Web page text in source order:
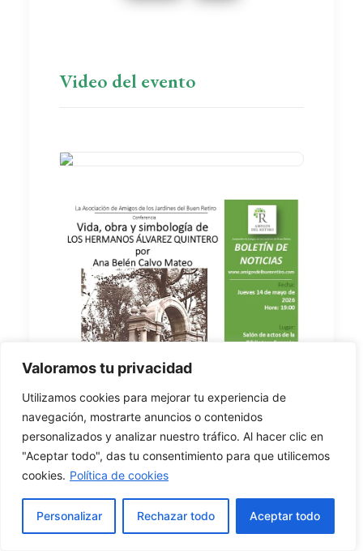
Valoramos tu privacidad
Utilizamos cookies para mejorar tu experiencia de
navegación, mostrarte anuncios o contenidos
personalizados y analizar nuestro tráfico. Al hacer clic en
"Aceptar todo", das tu consentimiento para que utilicemos
cookies. Política de cookies
Personalizar Rechazar todo Aceptar todo
Video del evento